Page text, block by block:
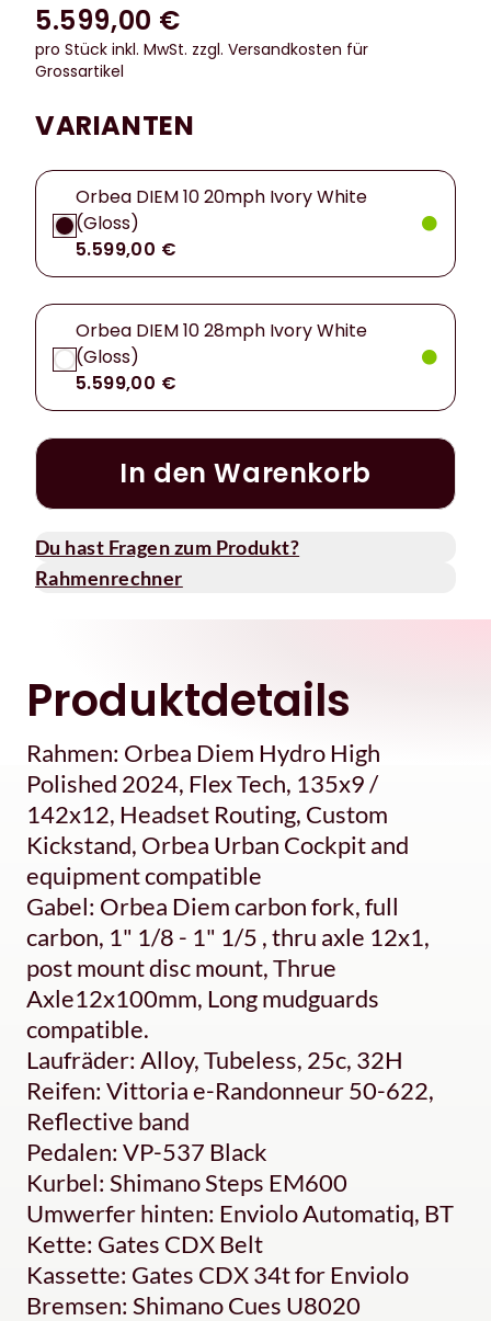
5.599,00 €
pro Stück inkl. MwSt. zzgl. Versandkosten für
Grossartikel
VARIANTEN
Orbea DIEM 10 20mph Ivory White
(Gloss)
5.599,00 €
Orbea DIEM 10 28mph Ivory White
(Gloss)
5.599,00 €
In den Warenkorb
Du hast Fragen zum Produkt?
Rahmenrechner
Produktdetails
Rahmen: Orbea Diem Hydro High
Polished 2024, Flex Tech, 135x9 /
142x12, Headset Routing, Custom
Kickstand, Orbea Urban Cockpit and
equipment compatible
Gabel: Orbea Diem carbon fork, full
carbon, 1" 1/8 - 1" 1/5 , thru axle 12x1,
post mount disc mount, Thrue
Axle12x100mm, Long mudguards
compatible.
Laufräder: Alloy, Tubeless, 25c, 32H
Reifen: Vittoria e-Randonneur 50-622,
Reflective band
Pedalen: VP-537 Black
Kurbel: Shimano Steps EM600
Umwerfer hinten: Enviolo Automatiq, BT
Kette: Gates CDX Belt
Kassette: Gates CDX 34t for Enviolo
Bremsen: Shimano Cues U8020